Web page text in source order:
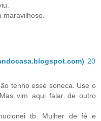
maravilhoso.
20
tenho esse soneca. Use o
vim aqui falar de outro
tb. Mulher de fé e